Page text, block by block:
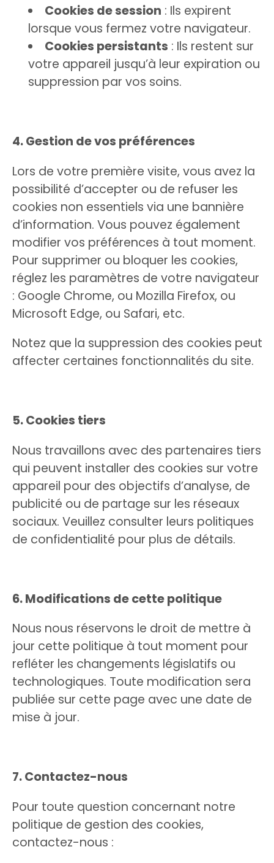
Cookies de session : Ils expirent
lorsque vous fermez votre navigateur.
Cookies persistants : Ils restent sur
votre appareil jusqu’à leur expiration ou
suppression par vos soins.
4. Gestion de vos préférences
Lors de votre première visite, vous avez la
possibilité d’accepter ou de refuser les
cookies non essentiels via une bannière
d’information. Vous pouvez également
modifier vos préférences à tout moment.
Pour supprimer ou bloquer les cookies,
réglez les paramètres de votre navigateur
: Google Chrome, ou Mozilla Firefox, ou
Microsoft Edge, ou Safari, etc.
Notez que la suppression des cookies peut
affecter certaines fonctionnalités du site.
5. Cookies tiers
Nous travaillons avec des partenaires tiers
qui peuvent installer des cookies sur votre
appareil pour des objectifs d’analyse, de
publicité ou de partage sur les réseaux
sociaux. Veuillez consulter leurs politiques
de confidentialité pour plus de détails.
6. Modifications de cette politique
Nous nous réservons le droit de mettre à
jour cette politique à tout moment pour
refléter les changements législatifs ou
technologiques. Toute modification sera
publiée sur cette page avec une date de
mise à jour.
7. Contactez-nous
Pour toute question concernant notre
politique de gestion des cookies,
contactez-nous :